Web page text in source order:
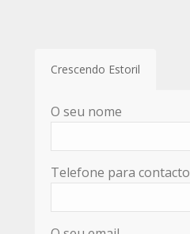
Crescendo Estoril
O seu nome
Telefone para contacto